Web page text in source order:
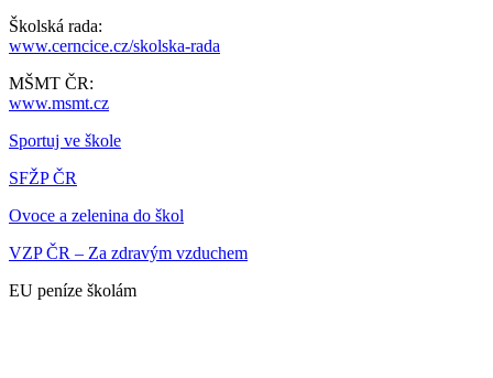
Školská rada:
www.cerncice.cz/skolska-rada
MŠMT ČR:
www.msmt.cz
Sportuj ve škole
SFŽP ČR
Ovoce a zelenina do škol
VZP ČR – Za zdravým vzduchem
EU peníze školám